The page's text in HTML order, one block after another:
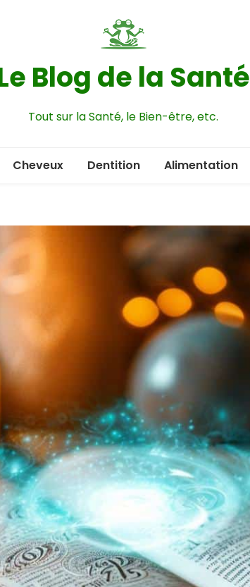
Blog de la Santé
Tout sur la Santé, le Bien-être, etc.
Cheveux Dentition Alimentation